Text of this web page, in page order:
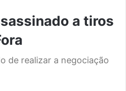
a tiros
de realizar a negociação